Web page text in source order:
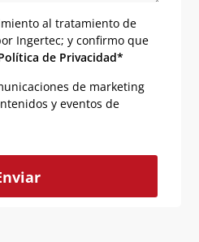
al tratamiento de
Ingertec; y confirmo que
de Privacidad*
de marketing
y eventos de